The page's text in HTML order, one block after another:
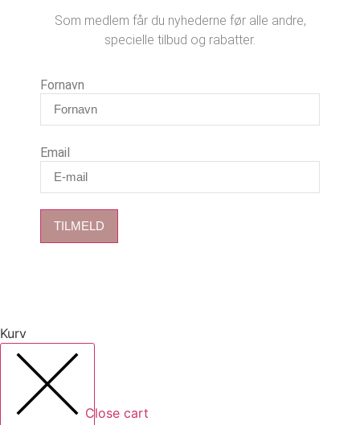
Som medlem får du nyhederne før alle andre,
specielle tilbud og rabatter.
Fornavn
Email
TILMELD
Kurv
Close cart